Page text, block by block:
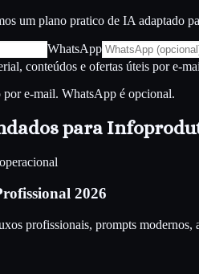
um plano pratico de IA adaptado
WhatsApp
conteúdos e ofertas úteis por e-
e-mail. WhatsApp é opcional.
para
operacional
2026
profissionais, prompts modernos,